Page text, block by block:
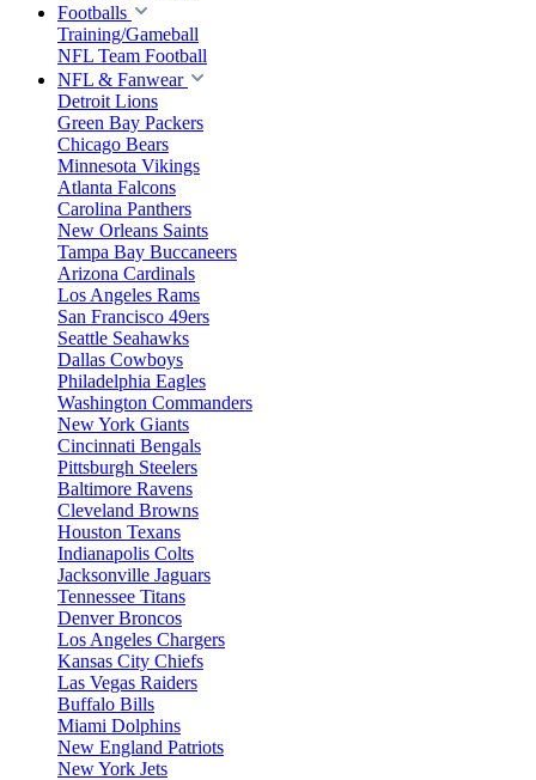
Footballs
Training/Gameball
NFL Team Football
NFL & Fanwear
Detroit Lions
Green Bay Packers
Chicago Bears
Minnesota Vikings
Atlanta Falcons
Carolina Panthers
New Orleans Saints
Tampa Bay Buccaneers
Arizona Cardinals
Los Angeles Rams
San Francisco 49ers
Seattle Seahawks
Dallas Cowboys
Philadelphia Eagles
Washington Commanders
New York Giants
Cincinnati Bengals
Pittsburgh Steelers
Baltimore Ravens
Cleveland Browns
Houston Texans
Indianapolis Colts
Jacksonville Jaguars
Tennessee Titans
Denver Broncos
Los Angeles Chargers
Kansas City Chiefs
Las Vegas Raiders
Buffalo Bills
Miami Dolphins
New England Patriots
New York Jets